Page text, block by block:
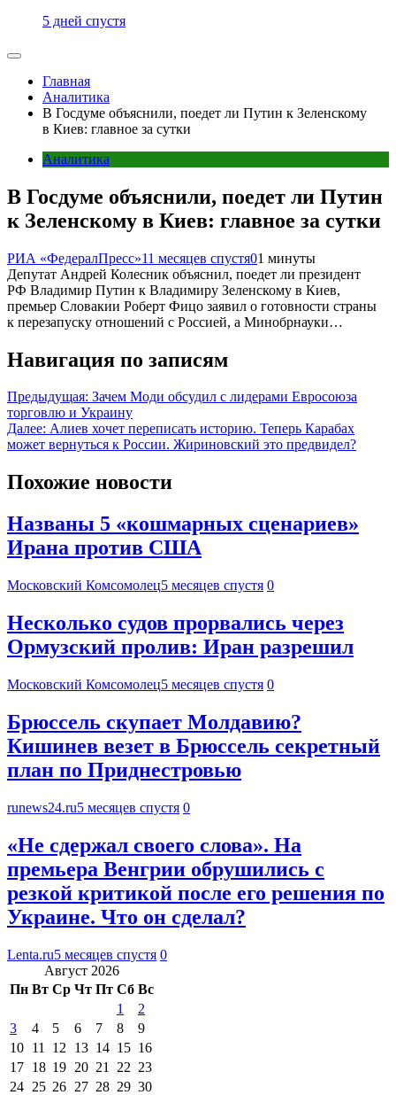
5 дней спустя
Главная
Аналитика
В Госдуме объяснили, поедет ли Путин к Зеленскому
в Киев: главное за сутки
Аналитика
В Госдуме объяснили, поедет ли Путин
к Зеленскому в Киев: главное за сутки
РИА «ФедералПресс»11 месяцев спустя01 минуты
Депутат Андрей Колесник объяснил, поедет ли президент
РФ Владимир Путин к Владимиру Зеленскому в Киев,
премьер Словакии Роберт Фицо заявил о готовности страны
к перезапуску отношений с Россией, а Минобрнауки…
Навигация по записям
Предыдущая: Зачем Моди обсудил с лидерами Евросоюза
торговлю и Украину
Далее: Алиев хочет переписать историю. Теперь Карабах
может вернуться к России. Жириновский это предвидел?
Похожие новости
Названы 5 «кошмарных сценариев»
Ирана против США
Московский Комсомолец5 месяцев спустя 0
Несколько судов прорвались через
Ормузский пролив: Иран разрешил
Московский Комсомолец5 месяцев спустя 0
Брюссель скупает Молдавию?
Кишинев везет в Брюссель секретный
план по Приднестровью
runews24.ru5 месяцев спустя 0
«Не сдержал своего слова». На
премьера Венгрии обрушились с
резкой критикой после его решения по
Украине. Что он сделал?
Lenta.ru5 месяцев спустя 0
Август 2026
Пн Вт Ср Чт Пт Сб Вс
1
2
3
4 5 6 7 8
9
10 11 12 13 14 15 16
17 18 19 20 21 22 23
24 25 26 27 28 29 30